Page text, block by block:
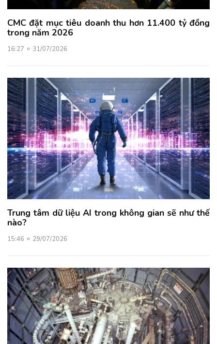
CMC đặt mục tiêu doanh thu hơn 11.400 tỷ đồng
trong năm 2026
16:27 31/07/2026
Trung tâm dữ liệu AI trong không gian sẽ như thế
nào?
15:46 29/07/2026